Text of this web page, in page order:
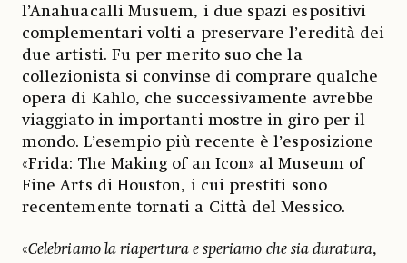
l’Anahuacalli Musuem, i due spazi espositivi
complementari volti a preservare l’eredità dei
due artisti. Fu per merito suo che la
collezionista si convinse di comprare qualche
opera di Kahlo, che successivamente avrebbe
viaggiato in importanti mostre in giro per il
mondo. L’esempio più recente è l’esposizione
«Frida: The Making of an Icon» al Museum of
Fine Arts di Houston, i cui prestiti sono
recentemente tornati a Città del Messico.
«Celebriamo la riapertura e speriamo che sia duratura,